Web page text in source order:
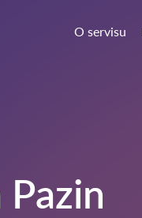
O servisu
Pazin